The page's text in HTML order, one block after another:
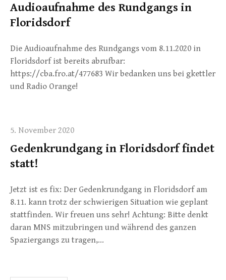
Audioaufnahme des Rundgangs in
Floridsdorf
Die Audioaufnahme des Rundgangs vom 8.11.2020 in
Floridsdorf ist bereits abrufbar:
https://cba.fro.at/477683 Wir bedanken uns bei gkettler
und Radio Orange!
5. November 2020
Gedenkrundgang in Floridsdorf findet
statt!
Jetzt ist es fix: Der Gedenkrundgang in Floridsdorf am
8.11. kann trotz der schwierigen Situation wie geplant
stattfinden. Wir freuen uns sehr! Achtung: Bitte denkt
daran MNS mitzubringen und während des ganzen
Spaziergangs zu tragen,…